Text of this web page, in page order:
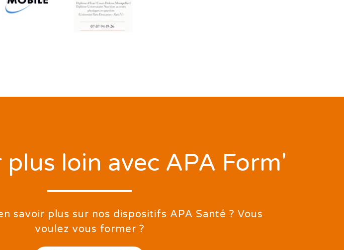
plus loin avec APA Form'
savoir plus sur nos dispositifs APA Santé ? Vous
voulez vous former ?